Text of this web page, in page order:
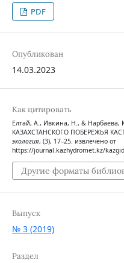
PDF
Опубликован
14.03.2023
Как цитировать
Елтай, А., Ивкина, Н., &
КАЗАХСТАНСКОГО ПОБЕРЕЖЬЯ
экология, (3), 17–25. извлечено от
https://journal.kazhydromet.kz/
Другие форматы
Выпуск
№ 3 (2019)
Раздел